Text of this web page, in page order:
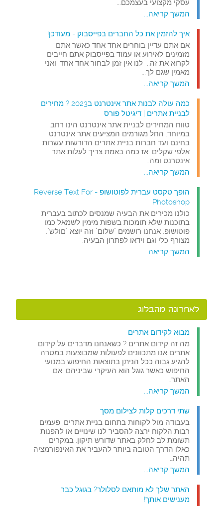
עסקי מקצועי בעצמכם.…
המשך קריאה...
איך להזמין את כל החברים בפייסבוק - מעודכן!
אם אתם עדיין בוחרים אחד אחד כאשר אתם
מזמינים לאירוע או עמוד בפייסבוק אתם חייבים
לקרוא את זה.. לנו אין זמן לבחור אחד אחד. ואני
מאמין שגם לך.…
המשך קריאה...
כמה עולה לבנות אתר אינטרנט ב2023 ? מחירים
לבניית אתרים | דיגיטל פורס
טווח המחירים לבניית אתר אינטרנט הינו רחב
במיוחד. החל מגורמים המציעים אתר אינטרנט
בחינם ועד חברות בניית אתרים הדורשות עשרות
אלפי שקלים. אז כמה באמת צריך לעלות אתר
אינטרנט ומה…
המשך קריאה...
הופך טקסט עברית לפוטושופ - Reverse Text For
Photoshop
כולנו מכירים את הבעיה שמנסים לכתוב בעברית
בתוכנות שלא תומכות בשפות מימין לשמאל כמו
פוטושופ. אנחנו רושמים "שלום" וזה יוצא "םולש".
מצורף כלי וגם וידאו לפתרון הבעיה.
המשך קריאה...
לאחרונה מהבלוג
מבוא לקידום אתרים
מה זה קידום אתרים ? כשאנחנו מדברים על קידום
אתרים אנו מתכוונים לפעולות שמבוצעות במטרה
להגיע גבוה ככל הניתן בתוצאות החיפוש במנועי
החיפוש כאשר גוגל הוא העיקרי שביניהם. אם
האתר…
המשך קריאה...
שתי דרכים קלות לצילום מסך
בעבודה מול לקוחות בתחום בניית אתרים, פעמים
רבות הלקוח ירצה להסביר לנו שינויים או להפנות
תשומת לב לחלק באתר שדורש תיקון. במקרים
כאלו הדרך הטובה ביותר להעביר את האינפורמציה
תהיה…
המשך קריאה...
האתר שלך לא מותאם לסלולר? בגוגל כבר
מענישים אותך!